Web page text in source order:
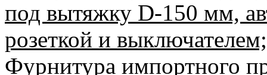
под вытяжку D-150 мм,
розеткой и выключателем;
Фурнитура импортного